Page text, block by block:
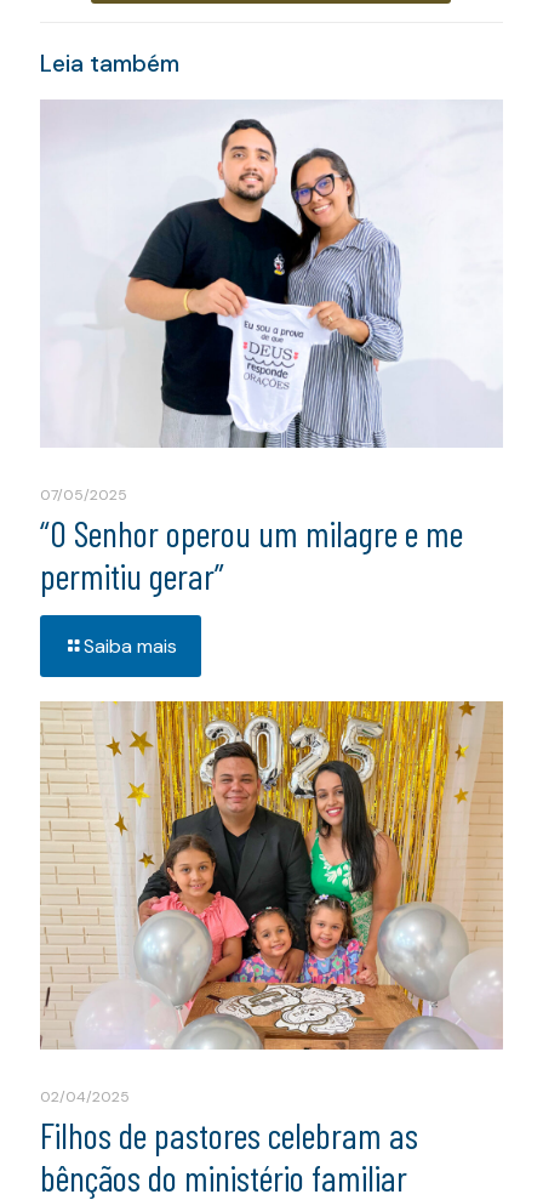
Leia também
07/05/2025
“O Senhor operou um milagre e me
permitiu gerar”
Saiba mais
02/04/2025
Filhos de pastores celebram as
bênçãos do ministério familiar